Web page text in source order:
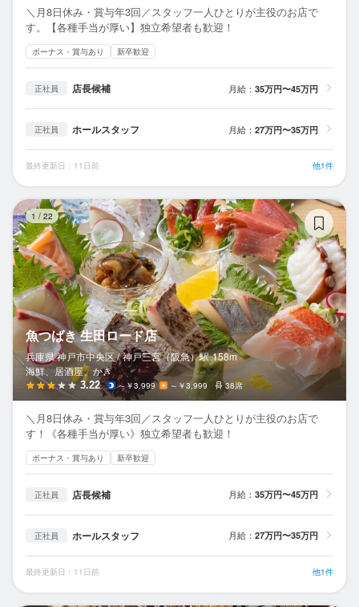
＼月8日休み・賞与年3回／スタッフ一人ひとりが主役のお店で
す。【各種手当が厚い】独立希望者も歓迎！
ボーナス・賞与あり 新卒歓迎
正社員 店長候補 月給： 35万円〜45万円
正社員 ホールスタッフ 月給： 27万円〜35万円
最終更新日：11日前 他1件
1 / 22
魚つばき 生田ロード店
兵庫県 神戸市中央区 / 神戸三宮（阪急）駅 158m
海鮮、居酒屋、かき
3.22 ～￥3,999 ～￥3,999 38席
＼月8日休み・賞与年3回／スタッフ一人ひとりが主役のお店で
す！《各種手当が厚い》独立希望者も歓迎！
ボーナス・賞与あり 新卒歓迎
正社員 店長候補 月給： 35万円〜45万円
正社員 ホールスタッフ 月給： 27万円〜35万円
最終更新日：11日前 他1件